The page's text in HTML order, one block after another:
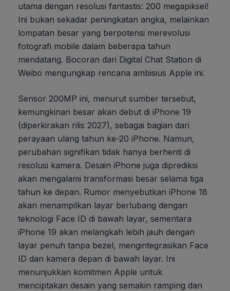
utama dengan resolusi fantastis: 200 megapiksel!
Ini bukan sekadar peningkatan angka, melainkan
lompatan besar yang berpotensi merevolusi
fotografi mobile dalam beberapa tahun
mendatang. Bocoran dari Digital Chat Station di
Weibo mengungkap rencana ambisius Apple ini.
Sensor 200MP ini, menurut sumber tersebut,
kemungkinan besar akan debut di iPhone 19
(diperkirakan rilis 2027), sebagai bagian dari
perayaan ulang tahun ke-20 iPhone. Namun,
perubahan signifikan tidak hanya berhenti di
resolusi kamera. Desain iPhone juga diprediksi
akan mengalami transformasi besar selama tiga
tahun ke depan. Rumor menyebutkan iPhone 18
akan menampilkan layar berlubang dengan
teknologi Face ID di bawah layar, sementara
iPhone 19 akan melangkah lebih jauh dengan
layar penuh tanpa bezel, mengintegrasikan Face
ID dan kamera depan di bawah layar. Ini
menunjukkan komitmen Apple untuk
menciptakan desain yang semakin ramping dan